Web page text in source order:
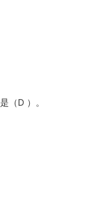
（D ）。